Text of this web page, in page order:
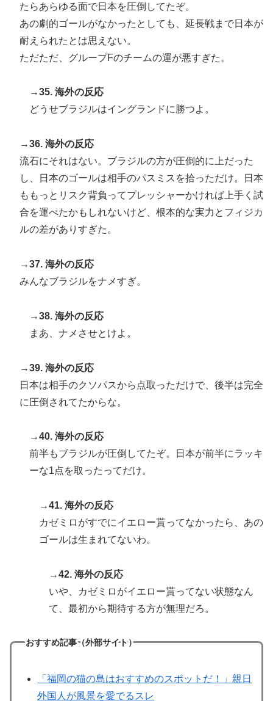
たらあらゆる面で日本を圧倒してたぞ。
あの劇的ゴールがなかったとしても、延長戦まで日本が
耐えられたとは思えない。
ただただ、グループFのチームの運が悪すぎた。
→35. 海外の反応
どうせブラジルはイングランドに勝つよ。
→36. 海外の反応
流石にそれはない。ブラジルの方が圧倒的に上だった
し、日本のゴールは相手のパスミスを拾っただけ。日本
ももっとリスク背負ってプレッシャーかければ上手く試
合を運べたかもしれないけど、根本的な実力とフィジカ
ルの差がありすぎた。
→37. 海外の反応
みんなブラジルをナメすぎ。
→38. 海外の反応
まあ、ナメさせとけよ。
→39. 海外の反応
日本は相手のクソパスから点取っただけで、後半は完全
に圧倒されてたからな。
→40. 海外の反応
前半もブラジルが圧倒してたぞ。日本が前半にラッキ
ーな1点を取ったってだけ。
→41. 海外の反応
カゼミロがすでにイエロー貰ってなかったら、あの
ゴールは生まれてないわ。
→42. 海外の反応
いや、カゼミロがイエロー貰ってない状態なん
て、最初から期待する方が無理だろ。
おすすめ記事（外部サイト）
「福岡の猫の島はおすすめのスポットだ！」親日
外国人が風景を愛でるスレ